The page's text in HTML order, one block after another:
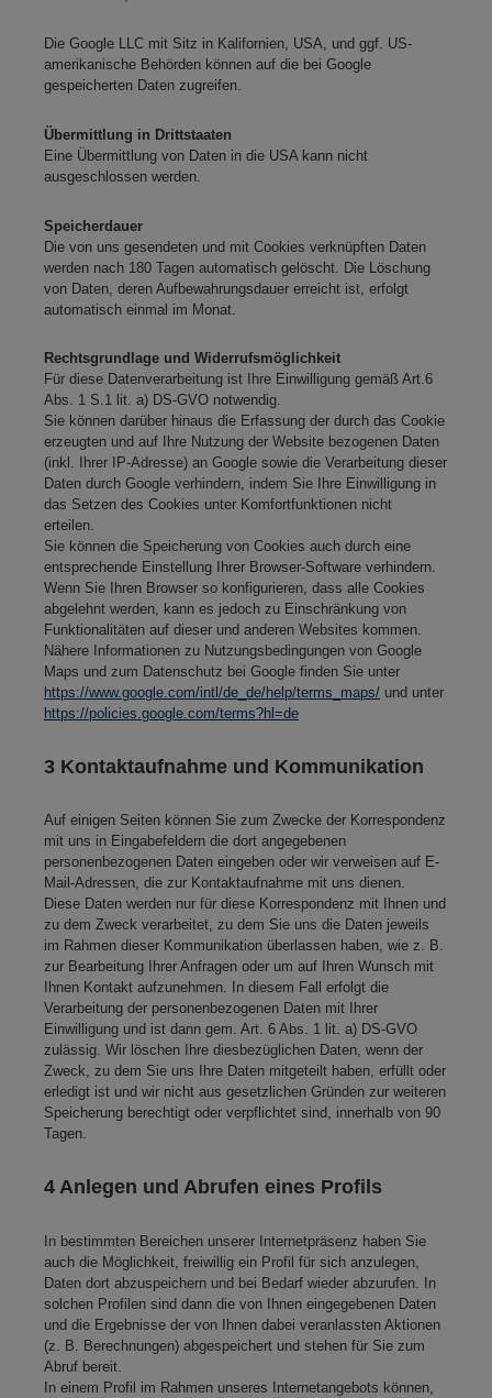
Die Google LLC mit Sitz in Kalifornien, USA, und ggf. US-
amerikanische Behörden können auf die bei Google
gespeicherten Daten zugreifen.
Übermittlung in Drittstaaten
Eine Übermittlung von Daten in die USA kann nicht
ausgeschlossen werden.
Speicherdauer
Die von uns gesendeten und mit Cookies verknüpften Daten
werden nach 180 Tagen automatisch gelöscht. Die Löschung
von Daten, deren Aufbewahrungsdauer erreicht ist, erfolgt
automatisch einmal im Monat.
Rechtsgrundlage und Widerrufsmöglichkeit
Für diese Datenverarbeitung ist Ihre Einwilligung gemäß Art.6
Abs. 1 S.1 lit. a) DS-GVO notwendig.
Sie können darüber hinaus die Erfassung der durch das Cookie
erzeugten und auf Ihre Nutzung der Website bezogenen Daten
(inkl. Ihrer IP-Adresse) an Google sowie die Verarbeitung dieser
Daten durch Google verhindern, indem Sie Ihre Einwilligung in
das Setzen des Cookies unter Komfortfunktionen nicht
erteilen.
Sie können die Speicherung von Cookies auch durch eine
entsprechende Einstellung Ihrer Browser-Software verhindern.
Wenn Sie Ihren Browser so konfigurieren, dass alle Cookies
abgelehnt werden, kann es jedoch zu Einschränkung von
Funktionalitäten auf dieser und anderen Websites kommen.
Nähere Informationen zu Nutzungsbedingungen von Google
Maps und zum Datenschutz bei Google finden Sie unter
https://www.google.com/intl/de_de/help/terms_maps/ und unter
https://policies.google.com/terms?hl=de
3 Kontaktaufnahme und Kommunikation
Auf einigen Seiten können Sie zum Zwecke der Korrespondenz
mit uns in Eingabefeldern die dort angegebenen
personenbezogenen Daten eingeben oder wir verweisen auf E-
Mail-Adressen, die zur Kontaktaufnahme mit uns dienen.
Diese Daten werden nur für diese Korrespondenz mit Ihnen und
zu dem Zweck verarbeitet, zu dem Sie uns die Daten jeweils
im Rahmen dieser Kommunikation überlassen haben, wie z. B.
zur Bearbeitung Ihrer Anfragen oder um auf Ihren Wunsch mit
Ihnen Kontakt aufzunehmen. In diesem Fall erfolgt die
Verarbeitung der personenbezogenen Daten mit Ihrer
Einwilligung und ist dann gem. Art. 6 Abs. 1 lit. a) DS-GVO
zulässig. Wir löschen Ihre diesbezüglichen Daten, wenn der
Zweck, zu dem Sie uns Ihre Daten mitgeteilt haben, erfüllt oder
erledigt ist und wir nicht aus gesetzlichen Gründen zur weiteren
Speicherung berechtigt oder verpflichtet sind, innerhalb von 90
Tagen.
4 Anlegen und Abrufen eines Profils
In bestimmten Bereichen unserer Internetpräsenz haben Sie
auch die Möglichkeit, freiwillig ein Profil für sich anzulegen,
Daten dort abzuspeichern und bei Bedarf wieder abzurufen. In
solchen Profilen sind dann die von Ihnen eingegebenen Daten
und die Ergebnisse der von Ihnen dabei veranlassten Aktionen
(z. B. Berechnungen) abgespeichert und stehen für Sie zum
Abruf bereit.
In einem Profil im Rahmen unseres Internetangebots können,